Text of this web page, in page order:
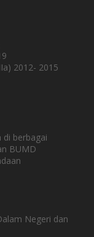
2012- 2015
di berbagai
BUMD
Negeri dan